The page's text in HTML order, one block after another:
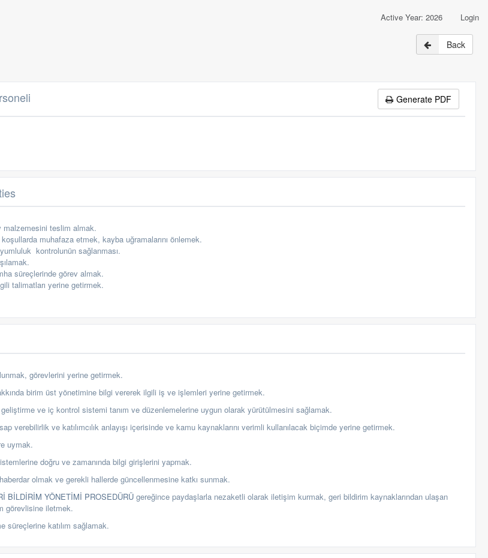
Login
Active Year: 2026
Back
Generate PDF
malzemesini teslim almak.
muhafaza etmek, kayba uğramalarını önlemek.
kontrolunün sağlanması.
süreçlerinde görev almak.
talimatları yerine getirmek.
görevlerini yerine getirmek.
birim üst yönetimine bilgi vererek ilgili iş ve işlemleri yerine getirmek.
ve iç kontrol sistemi tanım ve düzenlemelerine uygun olarak yürütülmesini sağlamak.
verebilirlik ve katılımcılık anlayışı içerisinde ve kamu kaynaklarını verimli kullanılacak biçimde yerine getirmek.
uymak.
doğru ve zamanında bilgi girişlerini yapmak.
olmak ve gerekli hallerde güncellenmesine katkı sunmak.
BİLDİRİM YÖNETİMİ PROSEDÜRÜ gereğince paydaşlarla nezaketli olarak iletişim kurmak, geri bildirim kaynaklarından ulaşan
görevlisine iletmek.
süreçlerine katılım sağlamak.